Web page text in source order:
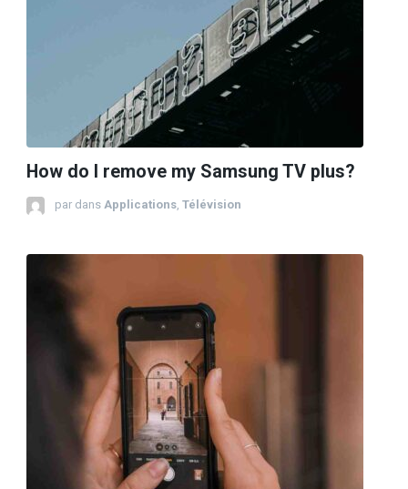
How do I remove my Samsung TV plus?
par dans Applications, Télévision